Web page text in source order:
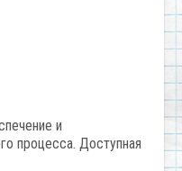
и
процесса. Доступная